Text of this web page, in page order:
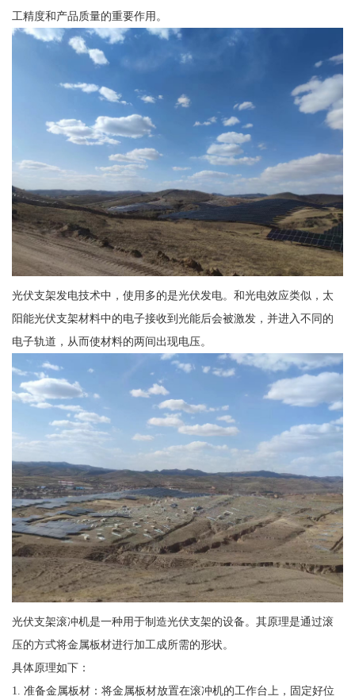
工精度和产品质量的重要作用。
光伏支架发电技术中，使用多的是光伏发电。和光电效应类似，太
阳能光伏支架材料中的电子接收到光能后会被激发，并进入不同的
电子轨道，从而使材料的两间出现电压。
光伏支架滚冲机是一种用于制造光伏支架的设备。其原理是通过滚
压的方式将金属板材进行加工成所需的形状。
具体原理如下：
1. 准备金属板材：将金属板材放置在滚冲机的工作台上，固定好位